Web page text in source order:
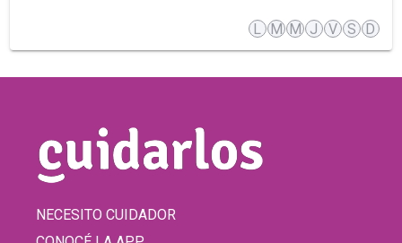
L M M J V S D
NECESITO CUIDADOR